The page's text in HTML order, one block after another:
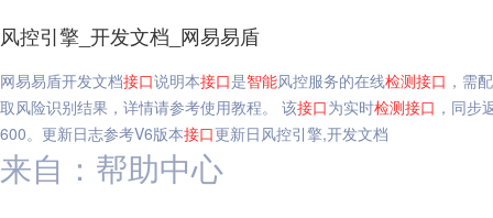
风控引擎_开发文档_网易易盾
网易易盾开发文档接口说明本接口是智能风控服务的在线检测接口 ，需
取风险识别结果，详情请参考使用教程。 该接口为实时检测接口 ，同步
600。更新日志参考V6版本接口更新日风控引擎,开发文档
来自：帮助中心